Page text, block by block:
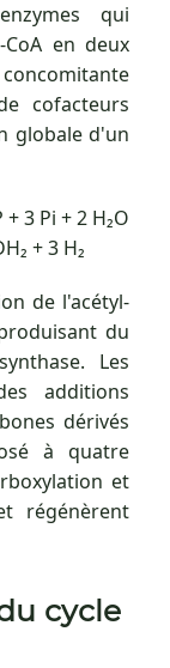
qui
en deux
cofacteurs
globale d'un
3 Pi + 2 H₂O
+ 3 H₂
de l'acétyl-
du
Les
additions
dérivés
à quatre
et
régénèrent
cycle